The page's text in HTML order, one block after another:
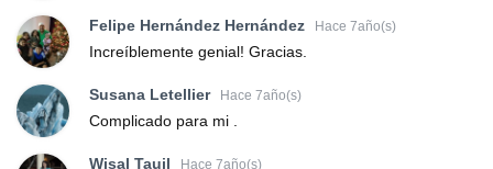
Felipe Hernández Hernández Hace 7año(s)
Increíblemente genial! Gracias.
Susana Letellier Hace 7año(s)
Complicado para mi .
Wisal Tauil Hace 7año(s)